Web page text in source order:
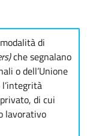
di
che segnalano
o dell’Unione
l’integrità
di cui
lavorativo